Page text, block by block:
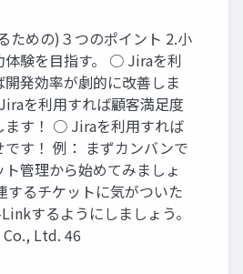
ための)３つのポイント 2.小
体験を目指す。 ○ Jiraを利
開発効率が劇的に改善しま
を利用すれば顧客満足度
ます！ ○ Jiraを利用すれば
です！ 例： まずカンバンで
ト管理から始めてみましょ
するチケットに気がついた
するようにしましょう。
Ltd. 46